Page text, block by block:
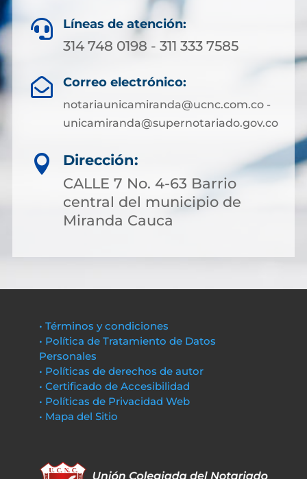
 Líneas de atención:
314 748 0198 - 311 333 7585
 Correo electrónico:
notariaunicamiranda@ucnc.com.co -
unicamiranda@supernotariado.gov.co

Dirección:
CALLE 7 No. 4-63 Barrio
central del municipio de
Miranda Cauca
• Términos y condiciones
• Política de Tratamiento de Datos
Personales
• Políticas de derechos de autor
• Certificado de Accesibilidad
• Políticas de Privacidad Web
• Mapa del Sitio